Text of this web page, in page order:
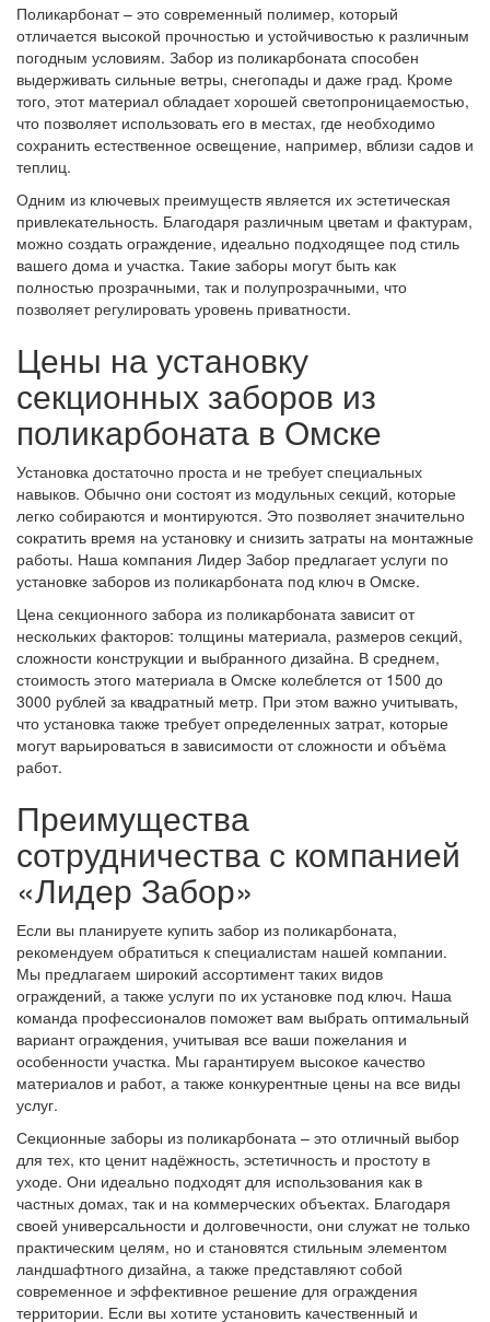
Поликарбонат – это современный полимер, который
отличается высокой прочностью и устойчивостью к различным
погодным условиям. Забор из поликарбоната способен
выдерживать сильные ветры, снегопады и даже град. Кроме
того, этот материал обладает хорошей светопроницаемостью,
что позволяет использовать его в местах, где необходимо
сохранить естественное освещение, например, вблизи садов и
теплиц.
Одним из ключевых преимуществ является их эстетическая
привлекательность. Благодаря различным цветам и фактурам,
можно создать ограждение, идеально подходящее под стиль
вашего дома и участка. Такие заборы могут быть как
полностью прозрачными, так и полупрозрачными, что
позволяет регулировать уровень приватности.
Цены на установку
секционных заборов из
поликарбоната в Омске
Установка достаточно проста и не требует специальных
навыков. Обычно они состоят из модульных секций, которые
легко собираются и монтируются. Это позволяет значительно
сократить время на установку и снизить затраты на монтажные
работы. Наша компания Лидер Забор предлагает услуги по
установке заборов из поликарбоната под ключ в Омске.
Цена секционного забора из поликарбоната зависит от
нескольких факторов: толщины материала, размеров секций,
сложности конструкции и выбранного дизайна. В среднем,
стоимость этого материала в Омске колеблется от 1500 до
3000 рублей за квадратный метр. При этом важно учитывать,
что установка также требует определенных затрат, которые
могут варьироваться в зависимости от сложности и объёма
работ.
Преимущества
сотрудничества с компанией
«Лидер Забор»
Если вы планируете купить забор из поликарбоната,
рекомендуем обратиться к специалистам нашей компании.
Мы предлагаем широкий ассортимент таких видов
ограждений, а также услуги по их установке под ключ. Наша
команда профессионалов поможет вам выбрать оптимальный
вариант ограждения, учитывая все ваши пожелания и
особенности участка. Мы гарантируем высокое качество
материалов и работ, а также конкурентные цены на все виды
услуг.
Секционные заборы из поликарбоната – это отличный выбор
для тех, кто ценит надёжность, эстетичность и простоту в
уходе. Они идеально подходят для использования как в
частных домах, так и на коммерческих объектах. Благодаря
своей универсальности и долговечности, они служат не только
практическим целям, но и становятся стильным элементом
ландшафтного дизайна, а также представляют собой
современное и эффективное решение для ограждения
территории. Если вы хотите установить качественный и